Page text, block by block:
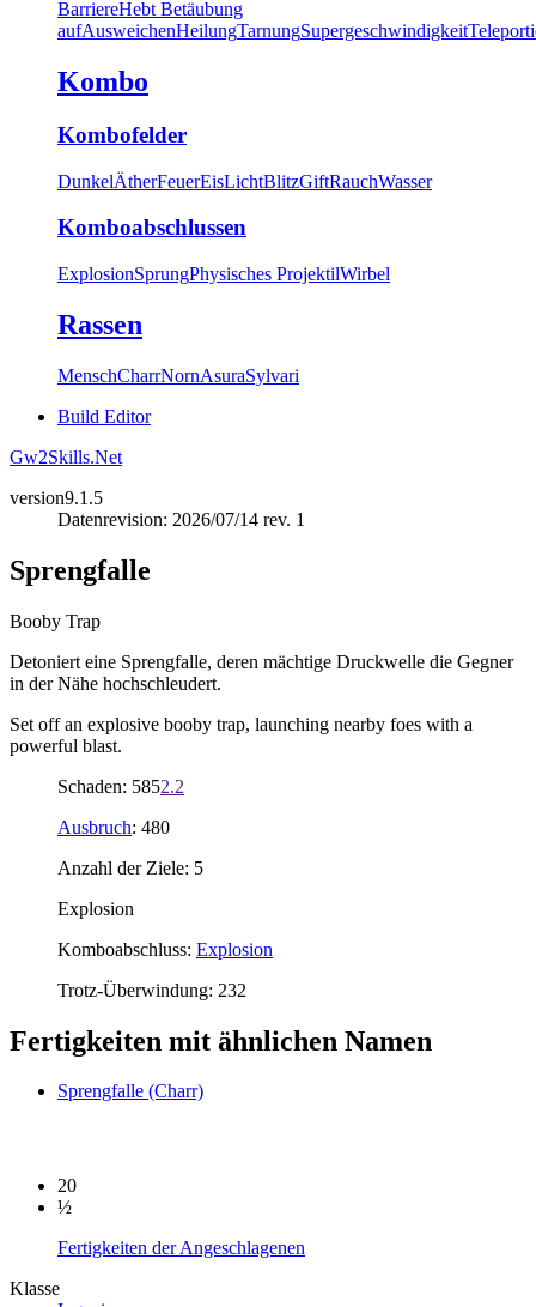
BarriereHebt Betäubung
aufAusweichenHeilungTarnungSupergeschwindigkeit
Kombo
Kombofelder
DunkelÄtherFeuerEisLichtBlitzGiftRauchWasser
Komboabschlussen
ExplosionSprungPhysisches ProjektilWirbel
Rassen
MenschCharrNornAsuraSylvari
Build Editor
Gw2Skills.Net
version9.1.5
Datenrevision: 2026/07/14 rev. 1
Sprengfalle
Booby Trap
Detoniert eine Sprengfalle, deren mächtige Druckwelle die Gegner
in der Nähe hochschleudert.
Set off an explosive booby trap, launching nearby foes with a
powerful blast.
Schaden: 5852.2
Ausbruch: 480
Anzahl der Ziele: 5
Explosion
Komboabschluss: Explosion
Trotz-Überwindung: 232
Fertigkeiten mit ähnlichen Namen
Sprengfalle (Charr)
20
½
Fertigkeiten der Angeschlagenen
Klasse